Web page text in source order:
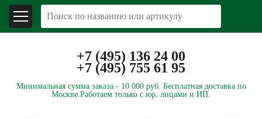
+7 (495) 136 24 00
+7 (495) 755 61 95
Минимальная сумма заказа - 10 000 руб. Бесплатная доставка по
Москве.Работаем только с юр. лицами и ИП.